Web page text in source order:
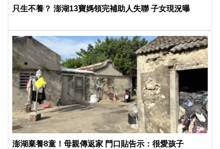
只生不養？ 澎湖13寶媽領完補助人失聯 子女現況曝
澎湖棄養8童！母親傳返家 門口貼告示：很愛孩子